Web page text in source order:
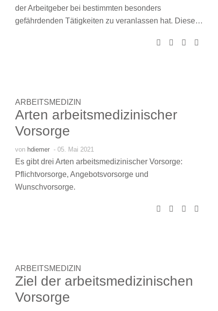
der Arbeitgeber bei bestimmten besonders
gefährdenden Tätigkeiten zu veranlassen hat. Diese…
ARBEITSMEDIZIN
Arten arbeitsmedizinischer
Vorsorge
von hdiemer - 05. Mai 2021
Es gibt drei Arten arbeitsmedizinischer Vorsorge:
Pflichtvorsorge, Angebotsvorsorge und
Wunschvorsorge.
ARBEITSMEDIZIN
Ziel der arbeitsmedizinischen
Vorsorge